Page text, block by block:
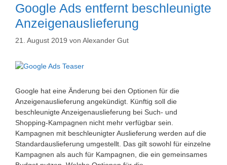
Google Ads entfernt beschleunigte
Anzeigenauslieferung
21. August 2019 von Alexander Gut
Google hat eine Änderung bei den Optionen für die
Anzeigenauslieferung angekündigt. Künftig soll die
beschleunigte Anzeigenauslieferung bei Such- und
Shopping-Kampagnen nicht mehr verfügbar sein.
Kampagnen mit beschleunigter Auslieferung werden auf die
Standardauslieferung umgestellt. Das gilt sowohl für einzelne
Kampagnen als auch für Kampagnen, die ein gemeinsames